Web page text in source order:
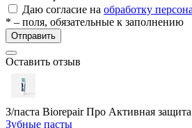
Даю согласие на обработку
* – поля, обязательные к заполнению
Отправить
Оставить отзыв
З/паста Biorepair Про Активная
Зубные пасты